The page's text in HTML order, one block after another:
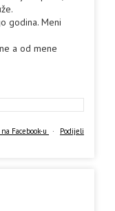
godina. Meni
a od mene
Facebook-u · Podijeli